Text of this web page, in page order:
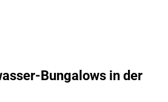
Bungalows in der